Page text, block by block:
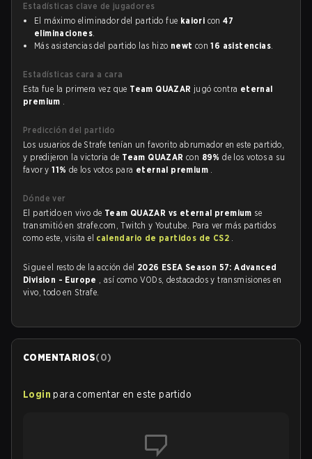
Estadísticas clave de jugadores
El máximo eliminador del partido fue kaiori con47
eliminaciones.
Más asistencias del partido las hizo newt con16 asistencias.
Estadísticas cara a cara
Esta fue la primera vez que Team QUAZAR jugó contra eternal
premium .
Predicción del partido
Los usuarios de Strafe tenían un favorito abrumador en este partido,
y predijeron la victoria de Team QUAZARcon 89%de los votos a su
favor y11% de los votos para eternal premium .
Dónde ver
El partido en vivo de Team QUAZAR vs eternal premium se
transmitió en strafe.com, Twitch y Youtube. Para ver más partidos
como este, visita el calendario de partidos de CS2 .
Sigue el resto de la acción del 2026 ESEA Season 57: Advanced
Division - Europe , así como VODs, destacados y transmisiones en
vivo, todo en Strafe.
COMENTARIOS(0)
Login para comentar en este partido